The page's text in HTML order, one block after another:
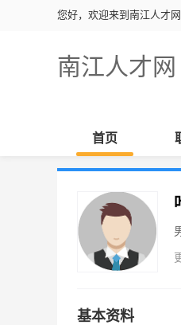
您好，欢迎来到南江人才网
南江人才网
首页
基本资料